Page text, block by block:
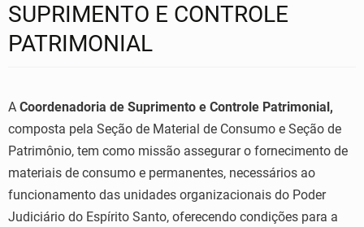
SUPRIMENTO E CONTROLE
PATRIMONIAL
A Coordenadoria de Suprimento e Controle Patrimonial,
composta pela Seção de Material de Consumo e Seção de
Patrimônio, tem como missão assegurar o fornecimento de
materiais de consumo e permanentes, necessários ao
funcionamento das unidades organizacionais do Poder
Judiciário do Espírito Santo, oferecendo condições para a